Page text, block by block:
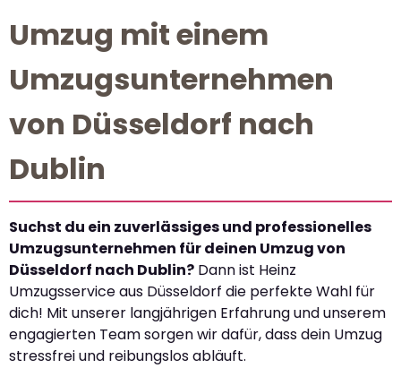
Umzug mit einem
Umzugsunternehmen
von Düsseldorf nach
Dublin
Suchst du ein zuverlässiges und professionelles
Umzugsunternehmen für deinen Umzug von
Düsseldorf nach Dublin? Dann ist Heinz
Umzugsservice aus Düsseldorf die perfekte Wahl für
dich! Mit unserer langjährigen Erfahrung und unserem
engagierten Team sorgen wir dafür, dass dein Umzug
stressfrei und reibungslos abläuft.